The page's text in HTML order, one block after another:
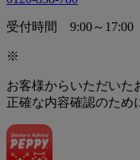
受付時間 9:00～17:00
※
お客様からいただいた
正確な内容確認のため